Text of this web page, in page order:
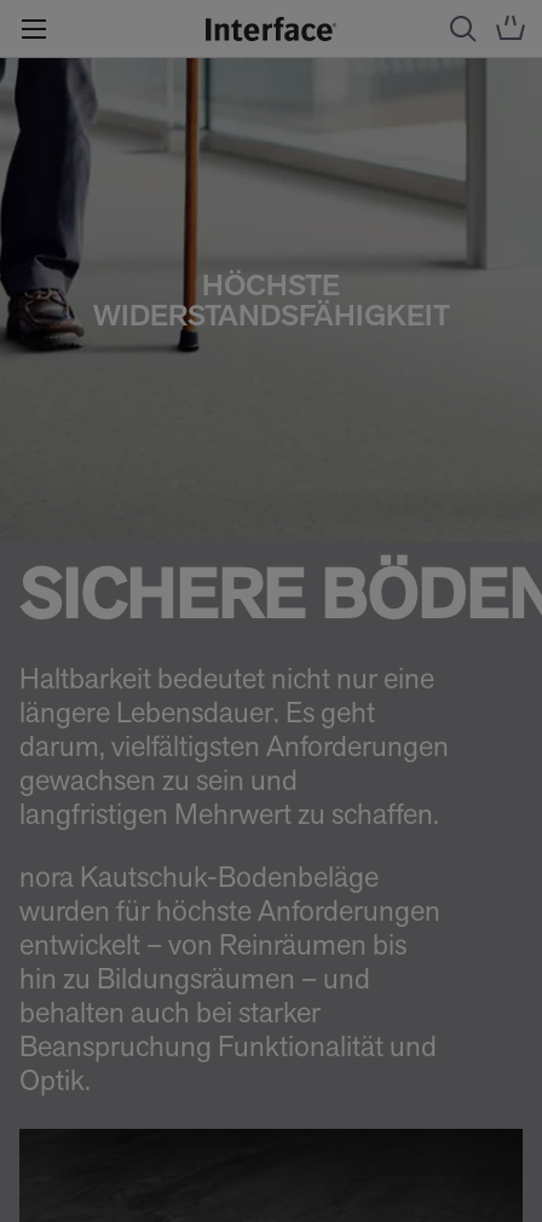
HÖCHSTE
WIDERSTANDSFÄHIGKEIT
SICHERE
Haltbarkeit bedeutet nicht nur eine
längere Lebensdauer. Es geht
darum, vielfältigsten Anforderungen
gewachsen zu sein und
langfristigen Mehrwert zu schaffen.
nora Kautschuk-Bodenbeläge
wurden für höchste Anforderungen
entwickelt – von Reinräumen bis
hin zu Bildungsräumen – und
behalten auch bei starker
Beanspruchung Funktionalität und
Optik.